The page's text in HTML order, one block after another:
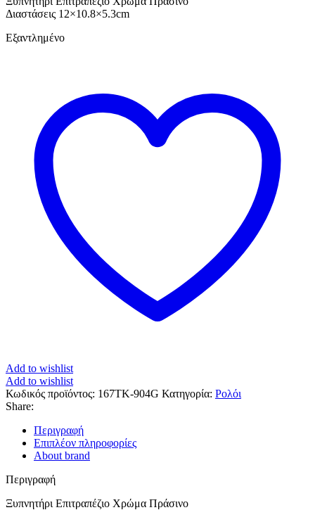
Διαστάσεις 12×10.8×5.3cm
Εξαντλημένο
Add to wishlist
Add to wishlist
Κωδικός προϊόντος: 167TK-904G Κατηγορία: Ρολόι
Share:
Περιγραφή
Επιπλέον πληροφορίες
About brand
Περιγραφή
Ξυπνητήρι Επιτραπέζιο Χρώμα Πράσινο